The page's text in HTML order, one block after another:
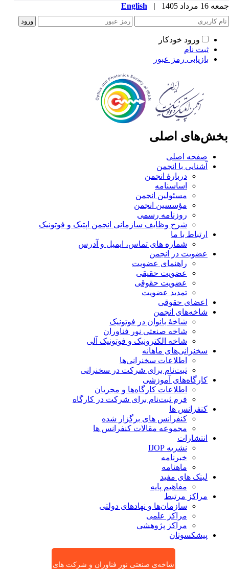
مرداد 1405 |
English
ورود خودکار
ثبت نام
بازیابی رمز عبور
اصلی
صفحه اصلی
آشنایی با انجمن
دربارۀ انجمن
اساسنامه
مسئولین انجمن
مؤسسین انجمن
روزنامه رسمی
شرح وظایف سازمانی انجمن اپتیک و فوتونیک
ارتباط با ما
شماره های تماس، ایمیل و آدرس
عضویت در انجمن
راهنمای عضویت
عضویت حقیقی
عضویت حقوقی
تمدید عضویت
اعضای حقوقی
شاخه‌های انجمن
شاخۀ بانوان در فوتونیک
شاخه صنعتی نور فناوران
شاخه‌ الکترونیک و فوتونیک آلی
سخنرانی‌های ماهانه
اطلاعات سخنرانی‌‌ها
ثبت‌نام برای شرکت در سخنرانی
کارگاه‌های آموزشی
اطلاعات کارگاه‌ها و مجریان
فرم ثبت‌نام برای شرکت در کارگاه
کنفرانس ها
کنفرانس های برگزار شده
مجموعه مقالات کنفرانس ها
انتشارات
نشریه IJOP
خبرنامه
ماهنامه
لینک های مفید
مفاهیم پایه
مراکز مرتبط
سازمان‌ها و نهادهای دولتی
مراکز علمی
مراکز پژوهشی
پیشکسوتان
شاخه‌ی صنعتی نور فناوران و شرکت های